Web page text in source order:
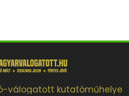
válogatott kutatóműhelye